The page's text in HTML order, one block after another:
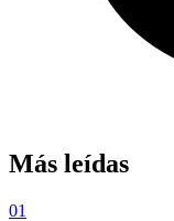
Más leídas
01